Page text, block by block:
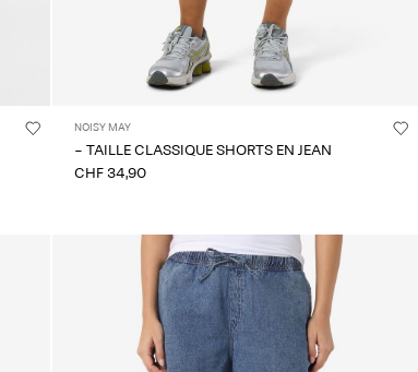
NOISY MAY
- TAILLE CLASSIQUE SHORTS EN JEAN
CHF 34,90